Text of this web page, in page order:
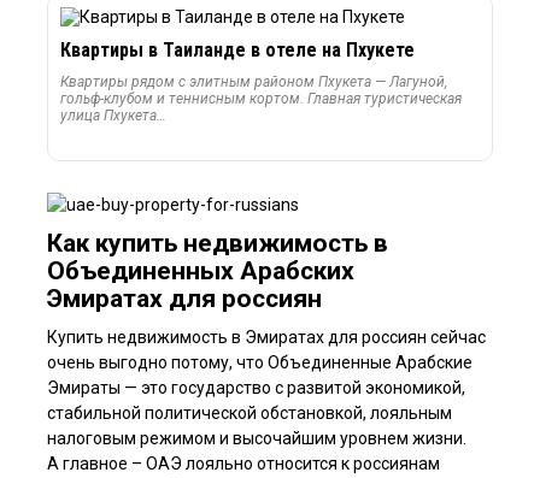
Квартиры в Таиланде в отеле на Пхукете
Квартиры рядом с элитным районом Пхукета — Лагуной,
гольф-клубом и теннисным кортом. Главная туристическая
улица Пхукета…
Как купить недвижимость в
Объединенных Арабских
Эмиратах для россиян
Купить недвижимость в Эмиратах для россиян сейчас
очень выгодно потому, что Объединенные Арабские
Эмираты — это государство с развитой экономикой,
стабильной политической обстановкой, лояльным
налоговым режимом и высочайшим уровнем жизни.
А главное – ОАЭ лояльно относится к россиянам